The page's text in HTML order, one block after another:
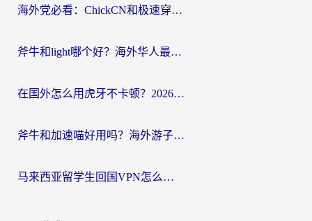
海外党必看：ChickCN和极速穿梭VPN好用吗？3招教你选对回国加速器无缝刷国内资源
斧牛和light哪个好？海外华人最关心的回国加速器选择难题，一篇讲透
在国外怎么用虎牙不卡顿？2026海外华人亲测有效的回国加速器选择指南
斧牛和加速喵好用吗？海外游子的真实选择困境
马来西亚留学生回国VPN怎么选？3个避坑点+1款实测好用的加速器推荐